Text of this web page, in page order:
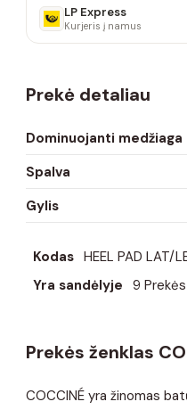
LP Express
Kurjeris į namus
Prekė detaliau
Dominuojanti medžiaga
Spalva
Gylis
Kodas HEEL PAD LAT/
Yra sandėlyje 9 Prekės
Prekės ženklas
COCCINÉ yra žinomas